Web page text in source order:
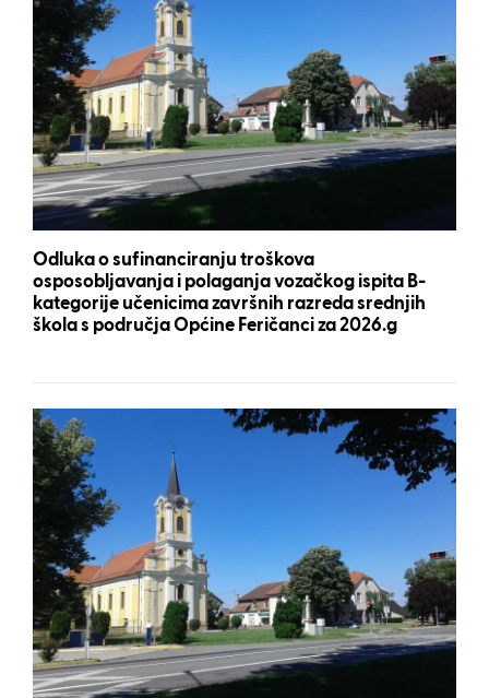
Odluka o sufinanciranju troškova
osposobljavanja i polaganja vozačkog ispita B-
kategorije učenicima završnih razreda srednjih
škola s područja Općine Feričanci za 2026.g